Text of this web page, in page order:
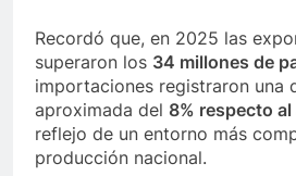
Recordó que, en 2025 las
superaron los 34 millones de
importaciones registraron una
aproximada del 8% respecto
reflejo de un entorno más
producción nacional.